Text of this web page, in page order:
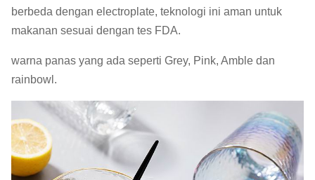
berbeda dengan electroplate, teknologi ini aman untuk
makanan sesuai dengan tes FDA.
warna panas yang ada seperti Grey, Pink, Amble dan
rainbowl.